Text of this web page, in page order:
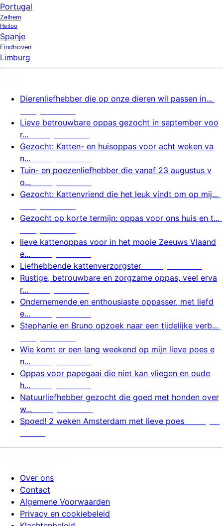
Portugal
Zelhem
Heiloo
Spanje
Eindhoven
Limburg
Dierenliefhebber die op onze dieren wil passen in...
Lieve betrouwbare oppas gezocht in september voo
r...
Gezocht: Katten- en huisoppas voor acht weken va
n...
Tuin- en poezenliefhebber die vanaf 23 augustus v
o...
Gezocht: Kattenvriend die het leuk vindt om op mij...
Gezocht op korte termijn: oppas voor ons huis en t...
lieve kattenoppas voor in het mooie Zeeuws Vlaand
e...
Liefhebbende kattenverzorgster
Rustige, betrouwbare en zorgzame oppas, veel erva
r...
Ondernemende en enthousiaste oppasser, met liefd
e...
Stephanie en Bruno opzoek naar een tijdelijke verb...
Wie komt er een lang weekend op mijn lieve poes e
n...
Oppas voor papegaai die niet kan vliegen en oude
h...
Natuurliefhebber gezocht die goed met honden over
w...
Spoed! 2 weken Amsterdam met lieve poes
Over ons
Contact
Algemene Voorwaarden
Privacy en cookiebeleid